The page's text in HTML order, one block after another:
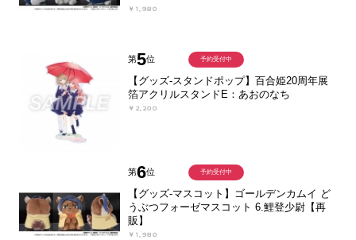
￥1,980
第5位
【グッズ-スタンドポップ】百合姫20周年展
箔アクリルスタンドE：あおのなち
￥2,200
予約受付中
第6位
【グッズ-マスコット】ゴールデンカムイ ど
うぶつフォーゼマスコット 6.鯉登少尉【再
販】
￥1,980
予約受付中